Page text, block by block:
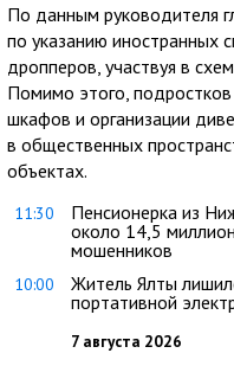
По данным руководителя
по указанию иностранных
дропперов, участвуя в
Помимо этого,
шкафов и организации
в общественных
объектах.
11:30
Пенсионерка из
около 14,5
мошенников
10:00
Житель Ялты
портативной
7 августа 2026